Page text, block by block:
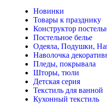
Новинки
Товары к празднику
Конструктор
Постельное белье
Одеяла, Подушки,
Наволочка
Пледы, покрывала
Шторы, тюли
Детская серия
Текстиль для ванной
Кухонный текстиль